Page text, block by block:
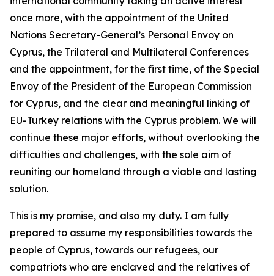
once more, with the appointment of the United
Nations Secretary-General’s Personal Envoy on
Cyprus, the Trilateral and Multilateral Conferences
and the appointment, for the first time, of the Special
Envoy of the President of the European Commission
for Cyprus, and the clear and meaningful linking of
EU-Turkey relations with the Cyprus problem. We will
continue these major efforts, without overlooking the
difficulties and challenges, with the sole aim of
reuniting our homeland through a viable and lasting
solution.
This is my promise, and also my duty. I am fully
prepared to assume my responsibilities towards the
people of Cyprus, towards our refugees, our
compatriots who are enclaved and the relatives of